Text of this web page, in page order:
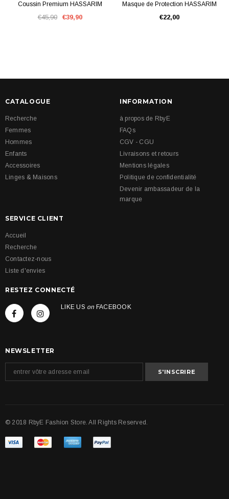
Coussin Premium HASSARIM
€45,90 €39,90
Masque de Protection HASSARIM
€22,00
CATALOGUE
Recherche
Femmes
Hommes
Enfants
Accessoires
Linges & Maisons
INFORMATION
à propos de RbyE
FAQs
CGV - CGU
Livraisons et retours
Mentions légales
Politique de confidentialité
Devenir ambassadeur de la
marque
SERVICE CLIENT
Accueil
Recherche
Contactez-nous
Liste d'envies
RESTEZ CONNECTÉ
LIKE US on FACEBOOK
NEWSLETTER
© 2018 RbyE Fashion Store. All Rights Reserved.